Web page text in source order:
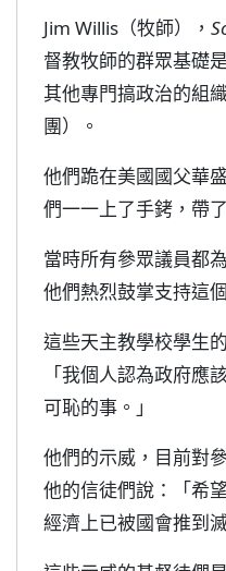
Jim Willis（牧師），
督教牧師的群眾基礎
其他專門搞政治的組
團）。
他們跪在美國國父華
們一一上了手銬，帶
當時所有參眾議員都
他們熱烈鼓掌支持這
這些天主教學校學生
「我個人認為政府
可恥的事。」
他們的示威，目前對
他的信徒們說：「希
經濟上已被國會推到